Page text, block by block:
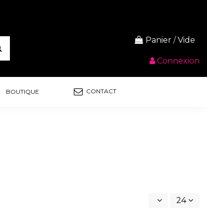
Panier /Vide
Connexion
BOUTIQUE CONTACT
24